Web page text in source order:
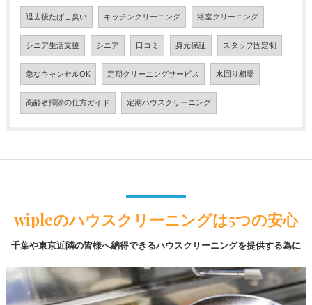
退去後たばこ臭い キッチンクリーニング 浴室クリーニング
シニア生活支援 シニア 口コミ 身元保証 スタッフ固定制
急なキャンセルOK 定期クリーニングサービス 水回り相場
高齢者掃除の仕方ガイド 定期ハウスクリーニング
wipleのハウスクリーニングは5つの安心
千葉や東京近隣の皆様へ納得できるハウスクリーニングを提供する為に